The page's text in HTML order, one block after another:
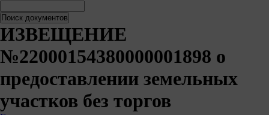
Поиск
документов
документов
ИЗВЕЩЕНИЕ
№22000154380000001898 о
предоставлении земельных
участков без торгов